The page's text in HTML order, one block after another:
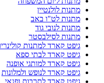
מתנות לולנטיין
מתנות לט"ו באב
מתנות לנובי גוד
מתנות לסילבסטר
גיפט קארד למתנות
גיפט קארד לבתי ספא
גיפט קארד למותגי אופנה
גיפט קארד לנופש ולמלונות
גיפט קארד לתרבות ופנאי